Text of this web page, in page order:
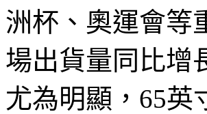
洲杯、奧運會等
場出貨量同比增
尤為明顯，65英